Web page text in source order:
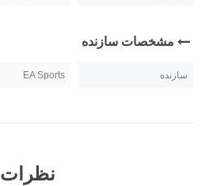
مشخصات سازنده
سازنده EA Sports
نظرات